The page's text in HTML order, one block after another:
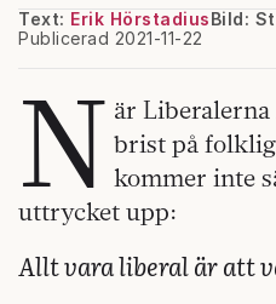
Text: Erik Hörstadius
Publicerad 2021-11-22
Bild:
N är
brist på
kommer inte
uttrycket upp:
Allt vara liberal är att